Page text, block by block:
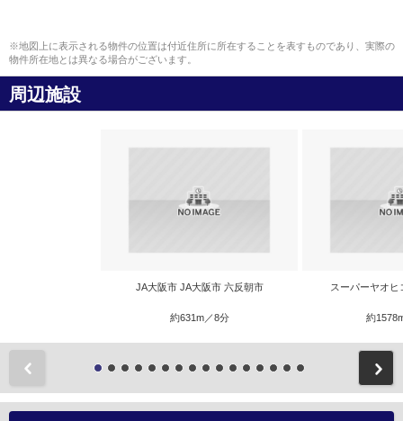
※地図上に表示される物件の位置は付近住所に所在することを表すものであり、実際の
物件所在地とは異なる場合がございます。
周辺施設
JA大阪市 JA大阪市 六反朝市
約631m／8分
スーパーヤオヒ
約